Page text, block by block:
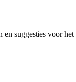
en suggesties voor